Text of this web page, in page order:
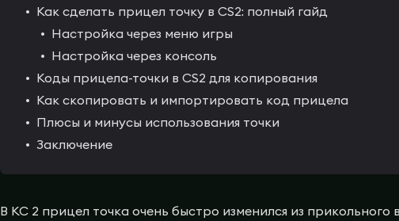
Как сделать прицел точку в CS2: полный гайд
Настройка через меню игры
Настройка через консоль
Коды прицела-точки в CS2 для копирования
Как скопировать и импортировать код прицела
Плюсы и минусы использования точки
Заключение
В КС 2 прицел точка очень быстро изменился из